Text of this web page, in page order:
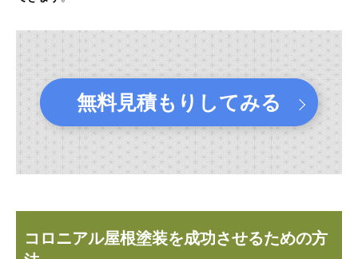
無料見積もりしてみる
コロニアル屋根塗装を成功させるための方